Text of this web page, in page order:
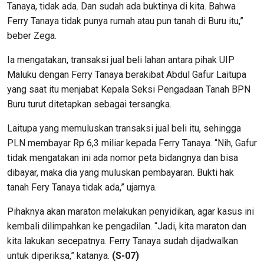
Tanaya, tidak ada. Dan sudah ada buktinya di kita. Bahwa
Ferry Tanaya tidak punya rumah atau pun tanah di Buru itu,”
beber Zega.
Ia mengatakan, transaksi jual beli lahan antara pihak UIP
Maluku dengan Ferry Tanaya berakibat Abdul Gafur Laitupa
yang saat itu menjabat Kepala Seksi Penga­daan Tanah BPN
Buru turut dite­tapkan sebagai tersangka.
Laitupa yang memuluskan tran­saksi jual beli itu, sehingga
PLN membayar Rp 6,3 miliar kepada Ferry Tanaya. “Nih, Gafur
tidak mengatakan ini ada nomor peta bidangnya dan bi­sa
dibayar, maka dia yang mulus­kan pembayaran. Bukti hak
tanah Fery Tanaya tidak ada,” ujarnya.
Pihaknya akan maraton melakukan penyidi­kan, agar kasus ini
kembali dilim­pahkan ke pengadilan. “Jadi, kita maraton dan
kita laku­kan secepatnya. Ferry Tanaya su­dah dijadwalkan
untuk diperiksa,” katanya. (S-07)